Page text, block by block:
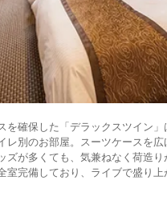
を確保した「デラックスツイン
レ別のお部屋。スーツケースを
ズが多くても、気兼ねなく荷造り
室完備しており、ライブで盛り